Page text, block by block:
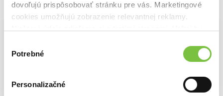
dovoľujú prispôsobovať stránku pre vás. Marketingové
cookies umožňujú zobrazenie relevantnej reklamy.
cookies.
súhlasu
Potrebné
Personalizačné
Vybrané pre teba
Na sklade Na sklade